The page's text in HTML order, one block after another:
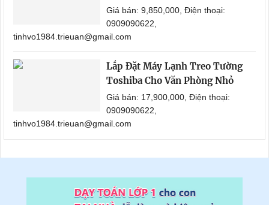
Giá bán: 9,850,000, Điện thoại:
0909090622,
tinhvo1984.trieuan@gmail.com
Lắp Đặt Máy Lạnh Treo Tường
Toshiba Cho Văn Phòng Nhỏ
Giá bán: 17,900,000, Điện thoại:
0909090622,
tinhvo1984.trieuan@gmail.com